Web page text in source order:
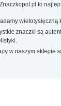
to
wielotysięczną
znaczki są
w naszym sklepie